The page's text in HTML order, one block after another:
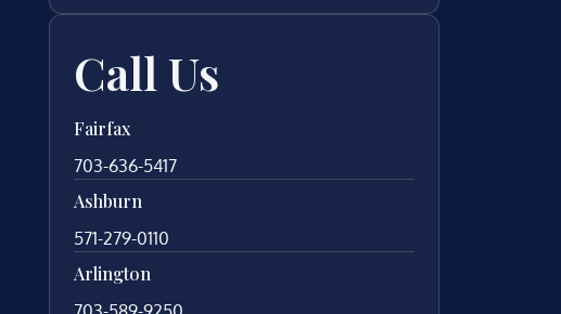
Call Us
Fairfax
703-636-5417
Ashburn
571-279-0110
Arlington